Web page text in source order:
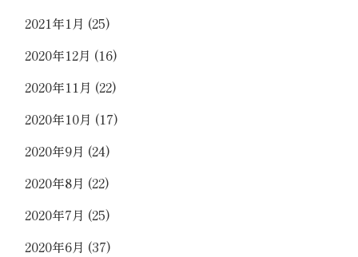
2021年1月 (25)
2020年12月 (16)
2020年11月 (22)
2020年10月 (17)
2020年9月 (24)
2020年8月 (22)
2020年7月 (25)
2020年6月 (37)